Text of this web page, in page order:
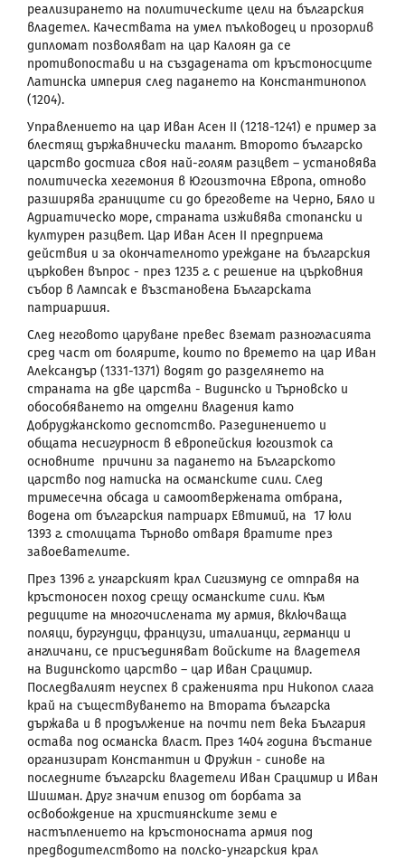
реализирането на политическите цели на българския
владетел. Качествата на умел пълководец и прозорлив
дипломат позволяват на цар Калоян да се
противопостави и на създадената от кръстоносците
Латинска империя след падането на Константинопол
(1204).
Управлението на цар Иван Асен II (1218-1241) е пример за
блестящ държавнически талант. Второто българско
царство достига своя най-голям разцвет – установява
политическа хегемония в Югоизточна Европа, отново
разширява границите си до бреговете на Черно, Бяло и
Адриатическо море, страната изживява стопански и
културен разцвет. Цар Иван Асен II предприема
действия и за окончателното уреждане на българския
църковен въпрос - през 1235 г. с решение на църковния
събор в Лампсак е възстановена Българската
патриаршия.
След неговото царуване превес вземат разногласията
сред част от болярите, които по времето на цар Иван
Александър (1331-1371) водят до разделянето на
страната на две царства - Видинско и Търновско и
обособяването на отделни владения като
Добруджанското деспотство. Разединението и
общата несигурност в европейския югоизток са
основните причини за падането на Българското
царство под натиска на османските сили. След
тримесечна обсада и самоотвержената отбрана,
водена от българския патриарх Евтимий, на 17 юли
1393 г. столицата Търново отваря вратите през
завоевателите.
През 1396 г. унгарският крал Сигизмунд се отправя на
кръстоносен поход срещу османските сили. Към
редиците на многочислената му армия, включваща
поляци, бургундци, французи, италианци, германци и
англичани, се присъединяват войските на владетеля
на Видинското царство – цар Иван Срацимир.
Последвалият неуспех в сраженията при Никопол слага
край на съществуването на Втората българска
държава и в продължение на почти пет века България
остава под османска власт. През 1404 година въстание
организират Константин и Фружин - синове на
последните български владетели Иван Срацимир и Иван
Шишман. Друг значим епизод от борбата за
освобождение на християнските земи е
настъплението на кръстоносната армия под
предводителството на полско-унгарския крал